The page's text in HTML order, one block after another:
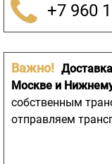
+7 960
Важно!
Москве и
собственным
отправляем